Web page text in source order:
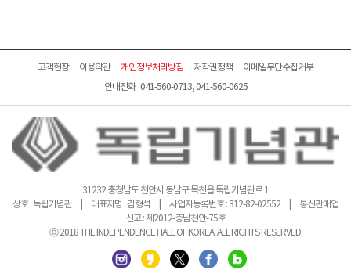
고객헌장 이용약관 개인정보처리방침 저작권정책
이메일무단수집거부
안내전화 041-560-0713, 041-560-0625
31232 충청남도 천안시 동남구 목천읍 독립기념관로 1
상호 : 독립기념관 | 대표자명 : 김형석 | 사업자등록번호 : 312-82-02552 | 통신판매업
신고 : 제2012-충남천안-75호
ⓒ 2018 THE INDEPENDENCE HALL OF KOREA. ALL RIGHTS RESERVED.